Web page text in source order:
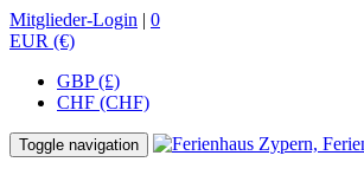
Mitglieder-Login | 0
EUR (€)
GBP (£)
CHF (CHF)
Toggle navigation